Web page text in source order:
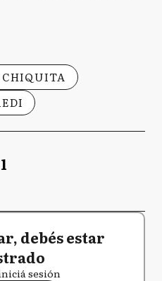
debés estar
sesión